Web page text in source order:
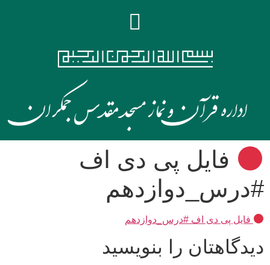
فایل پی دی اف
#درس_دوازدهم
فایل پی دی اف #درس_دوازدهم
دیدگاهتان را بنویسید